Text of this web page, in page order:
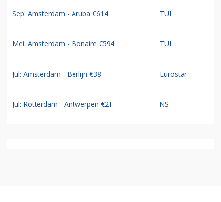
Sep: Amsterdam - Aruba €614 TUI
Mei: Amsterdam - Bonaire €594 TUI
Jul: Amsterdam - Berlijn €38 Eurostar
Jul: Rotterdam - Antwerpen €21 NS